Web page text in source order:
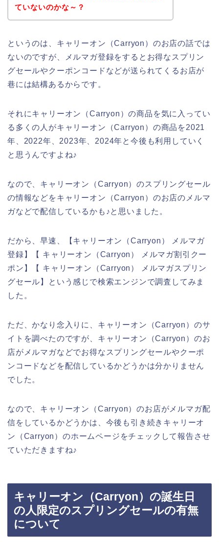
ていないのかな～？
というのは、キャリーオン（Carryon）のお店の話では
ないのですが、メルマガ登録をするとお得なスプリン
グセールやクーポンコードなどが送られてくるお店が
巷には結構あるからです。
それにキャリーオン（Carryon）の商品を気に入ってい
る多くの人がキャリーオン（Carryon）の商品を2021
年、2022年、2023年、2024年と今後も利用していく
と思うんですよね♪
なので、キャリーオン（Carryon）のスプリングセール
の情報などをキャリーオン（Carryon）のお店のメルマ
ガなどで配信しているかも♪と思いました。
だから、早速、【キャリーオン（Carryon） メルマガ
登録】【 キャリーオン（Carryon） メルマガ割引クー
ポン】【 キャリーオン（Carryon） メルマガスプリン
グセール】という感じで検索エンジンで調査してみま
した。
ただ、かなり念入りに、キャリーオン（Carryon）のサ
イトを調べたのですが、キャリーオン（Carryon）のお
店がメルマガなどでお得なスプリングセールやクーポ
ンコードなどを配信しているかどうかは分かりません
でした。
なので、キャリーオン（Carryon）のお店がメルマガ配
信をしているかどうかは、今後も引き続きキャリーオ
ン（Carryon）のホームページをチェックして報告させ
ていただきますね♪
キャリーオン（Carryon）の誕生日
の人限定のスプリングセールの有無
について